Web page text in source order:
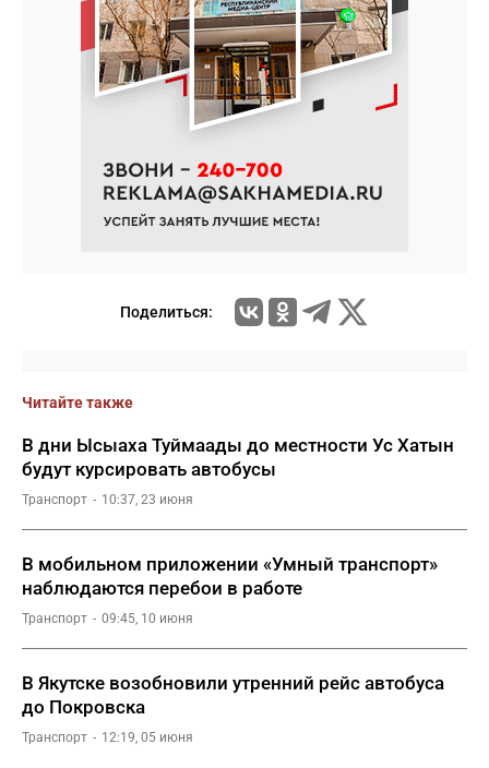
Поделиться:
Читайте также
В дни Ысыаха Туймаады до местности Ус Хатын
будут курсировать автобусы
Транспорт 10:37, 23 июня
В мобильном приложении «Умный транспорт»
наблюдаются перебои в работе
Транспорт 09:45, 10 июня
В Якутске возобновили утренний рейс автобуса
до Покровска
Транспорт 12:19, 05 июня